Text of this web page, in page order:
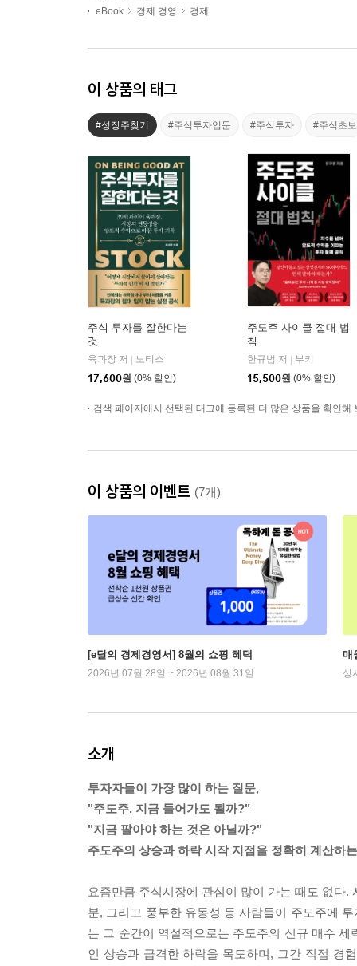
eBook 경제 경영 경제
이 상품의 태그
#성장주찾기 #주식투자입문 #주식투자 #주식초보
주식 투자를 잘한다는
것
육과장 저
노티스
17,600원 (0% 할인)
주도주 사이클 절대 법
칙
한규범 저
부키
15,500원 (0% 할인)
검색 페이지에서 선택된 태그에 등록된 더 많은 상품을 확인해
이 상품의 이벤트 (7개)
[e달의 경제경영서] 8월의 쇼핑 혜택
2026년 07월 28일 ~ 2026년 08월 31일
매
상
소개
투자자들이 가장 많이 하는 질문,
"주도주, 지금 들어가도 될까?"
"지금 팔아야 하는 것은 아닐까?"
주도주의 상승과 하락 시작 지점을 정확히 계산하
요즘만큼 주식시장에 관심이 많이 가는 때도 없다
분, 그리고 풍부한 유동성 등 사람들이 주도주에
는 그 순간이 역설적으로는 주도주의 신규 매수
인 상승과 급격한 하락을 목도하며, 그간 직접 경